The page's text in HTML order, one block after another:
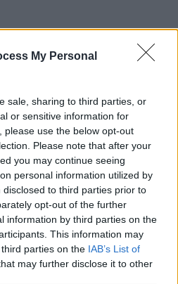
My Personal
sale, sharing to third parties, or
or sensitive information for
please use the below opt-out
Please note that after your
you may continue seeing
personal information utilized by
to third parties prior to
opt-out of the further
information by third parties on the
This information may
parties on the IAB’s List of
may further disclose it to other
Lombardi
fiorentina, prese appunti
box di un circuito toscano e
approfondimenti sui motori. In